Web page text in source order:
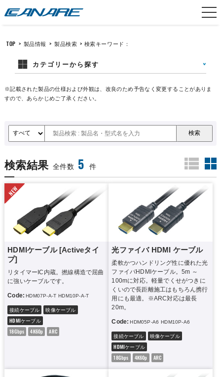
TOP > 製品情報 > 製品検索 > 検索キーワード：
検索結果 全件数 5件
NEW
HDMIケーブル [Activeタイ
プ]
リタイマーIC内蔵。撚線構造で屈曲
に強いケーブルです。
Code: HDM07P-A-T HDM10P-A-T
接続ケーブル
映像ケーブル
HDMIケーブル
18Gbps
4K60p ARC
光ファイバ HDMI ケーブル
柔軟かつハンドリング性に優れた光
ファイバHDMIケーブル。5m ～
100mに対応。軽量でくせがつきに
くいので長距離施工はもちろん携行
用にも最適。※ARC対応は最長
20m。
Code: HDM05P-A6 HDM10P-A6
接続ケーブル
映像ケーブル
HDMIケーブル
18Gbps
4K60p ARC
カテゴリーから探す
※記載された製品の仕様および外観は、改良のため予告なく変更することがありま
すので、あらかじめご了承ください。